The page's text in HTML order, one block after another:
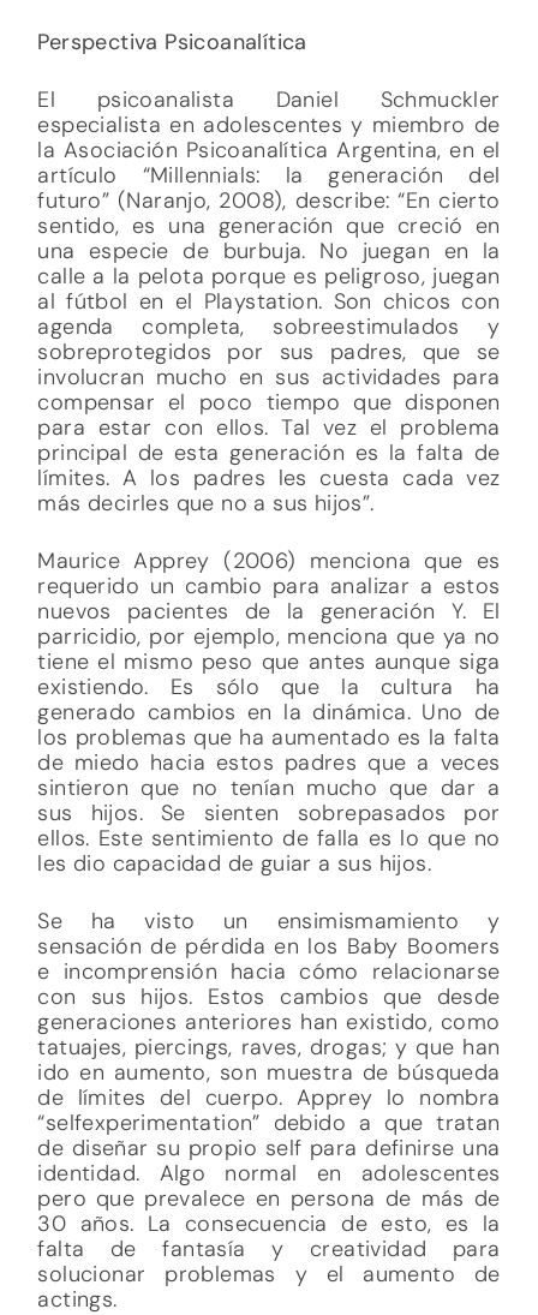
Perspectiva Psicoanalítica
El psicoanalista Daniel Schmuckler
especialista en adolescentes y miembro de
la Asociación Psicoanalítica Argentina, en el
artículo “Millennials: la generación del
futuro” (Naranjo, 2008), describe: “En cierto
sentido, es una generación que creció en
una especie de burbuja. No juegan en la
calle a la pelota porque es peligroso, juegan
al fútbol en el Playstation. Son chicos con
agenda completa, sobreestimulados y
sobreprotegidos por sus padres, que se
involucran mucho en sus actividades para
compensar el poco tiempo que disponen
para estar con ellos. Tal vez el problema
principal de esta generación es la falta de
límites. A los padres les cuesta cada vez
más decirles que no a sus hijos”.
Maurice Apprey (2006) menciona que es
requerido un cambio para analizar a estos
nuevos pacientes de la generación Y. El
parricidio, por ejemplo, menciona que ya no
tiene el mismo peso que antes aunque siga
existiendo. Es sólo que la cultura ha
generado cambios en la dinámica. Uno de
los problemas que ha aumentado es la falta
de miedo hacia estos padres que a veces
sintieron que no tenían mucho que dar a
sus hijos. Se sienten sobrepasados por
ellos. Este sentimiento de falla es lo que no
les dio capacidad de guiar a sus hijos.
Se ha visto un ensimismamiento y
sensación de pérdida en los Baby Boomers
e incomprensión hacia cómo relacionarse
con sus hijos. Estos cambios que desde
generaciones anteriores han existido, como
tatuajes, piercings, raves, drogas; y que han
ido en aumento, son muestra de búsqueda
de límites del cuerpo. Apprey lo nombra
“selfexperimentation” debido a que tratan
de diseñar su propio self para definirse una
identidad. Algo normal en adolescentes
pero que prevalece en persona de más de
30 años. La consecuencia de esto, es la
falta de fantasía y creatividad para
solucionar problemas y el aumento de
actings.